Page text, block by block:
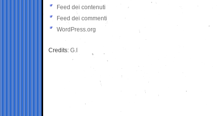
Feed dei contenuti
Feed dei commenti
WordPress.org
Credits: G.I